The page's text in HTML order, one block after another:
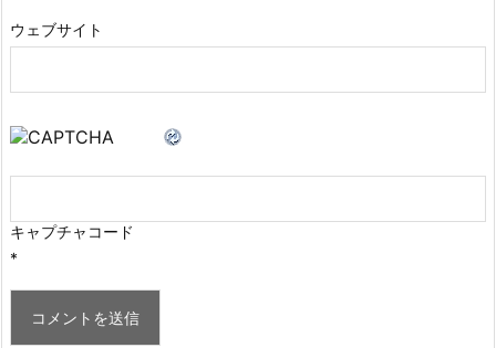
ウェブサイト
キャプチャコード
*